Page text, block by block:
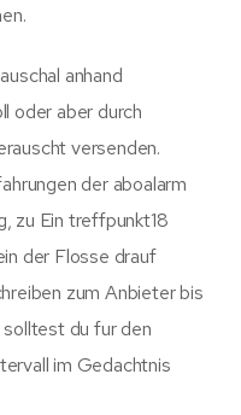
anhand
oder aber durch
versenden.
der aboalarm
zu Ein treffpunkt18
der Flosse drauf
zum Anbieter bis
du fur den
im Gedachtnis